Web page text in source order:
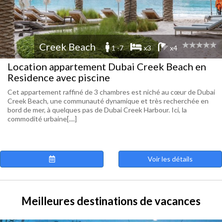
Creek Beach 1 -7 x3 x4
Location appartement Dubai Creek Beach en
Residence avec piscine
Cet appartement raffiné de 3 chambres est niché au cœur de Dubai
Creek Beach, une communauté dynamique et très recherchée en
bord de mer, à quelques pas de Dubai Creek Harbour. Ici, la
commodité urbaine[....]
Voir les détails
Meilleures destinations de vacances